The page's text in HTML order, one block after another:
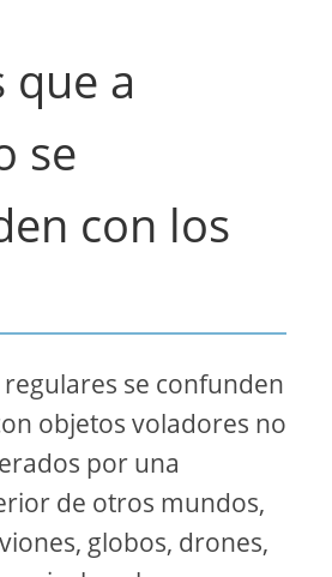
que a
se
con los
se confunden
objetos voladores no
por una
de otros mundos,
globos, drones,